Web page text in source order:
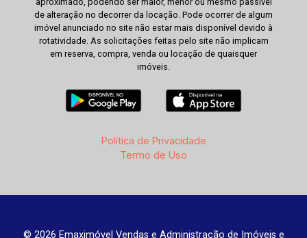
de alteração no decorrer da locação. Pode ocorrer de algum
imóvel anunciado no site não estar mais disponível devido à
rotatividade. As solicitações feitas pelo site não implicam
em reserva, compra, venda ou locação de quaisquer
imóveis.
Política de Privacidade
Termo de Uso
© 2026 Emaximóvel Vendas e Administração de Imóveis e